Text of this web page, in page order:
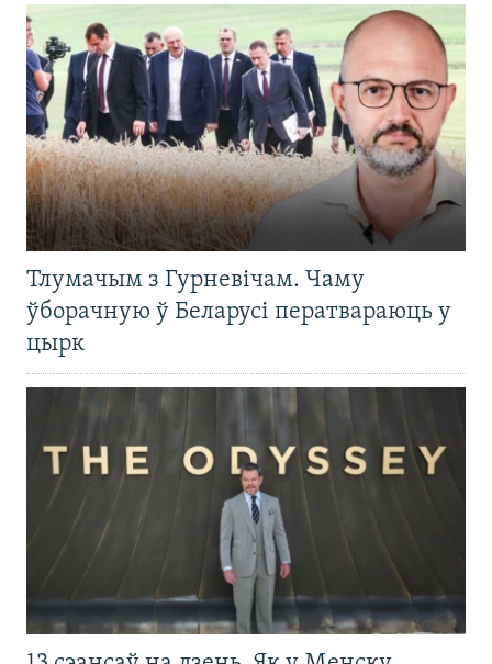
Тлумачым з Гурневічам. Чаму
ўборачную ў Беларусі ператвараюць у
цырк